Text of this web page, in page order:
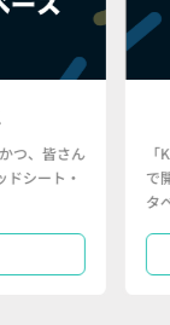
つ、皆さん
シート・
で
タ